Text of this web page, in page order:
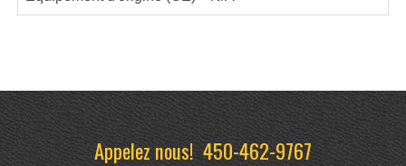
Appelez nous!450-462-9767